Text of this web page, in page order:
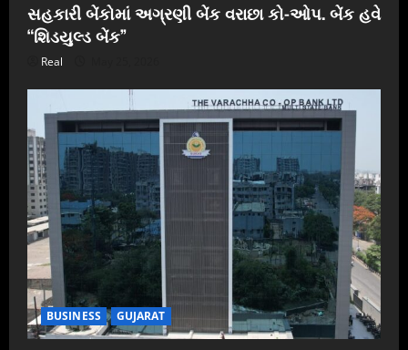
સહકારી બેંકોમાં અગ્રણી બેંક વરાછા કો-ઓપ. બેંક હવે
“શિડયુલ્ડ બેંક”
Real
BUSINESS GUJARAT